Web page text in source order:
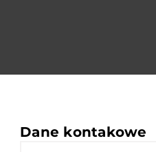
Dane kontakowe